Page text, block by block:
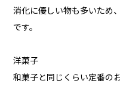
消化に優しい物も多いため
です。
洋菓子
和菓子と同じくらい定番の